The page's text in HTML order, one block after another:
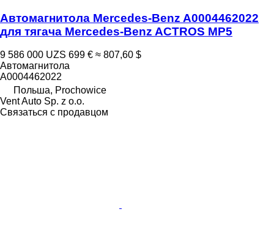
Автомагнитола Mercedes-Benz A0004462022
для тягача Mercedes-Benz ACTROS MP5
9 586 000 UZS 699 € ≈ 807,60 $
Автомагнитола
A0004462022
Польша, Prochowice
Vent Auto Sp. z o.o.
Связаться с продавцом